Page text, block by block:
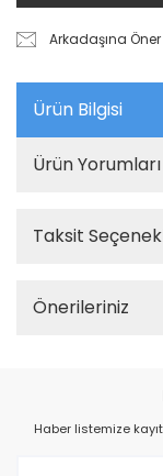
Arkadaşına Öner
Ürün Bilgisi
Ürün Yorumları
Taksit
Önerileriniz
Haber listemize